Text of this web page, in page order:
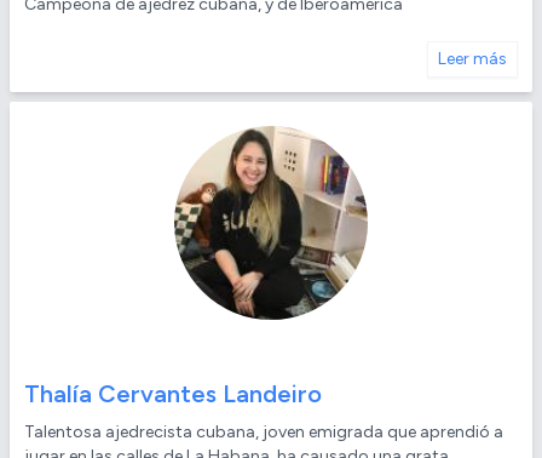
Campeona de ajedrez cubana, y de Iberoamérica
Leer más
Thalía Cervantes Landeiro
Talentosa ajedrecista cubana, joven emigrada que aprendió a